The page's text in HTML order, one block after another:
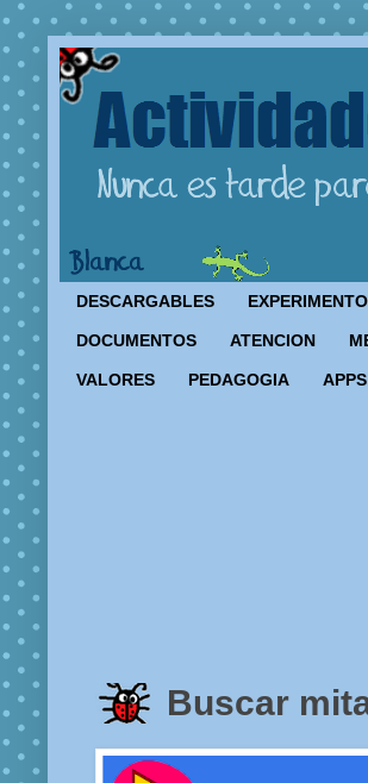
DESCARGABLES
DOCUMENTOS ATENCION
VALORES PEDAGOGIA APPS
Buscar